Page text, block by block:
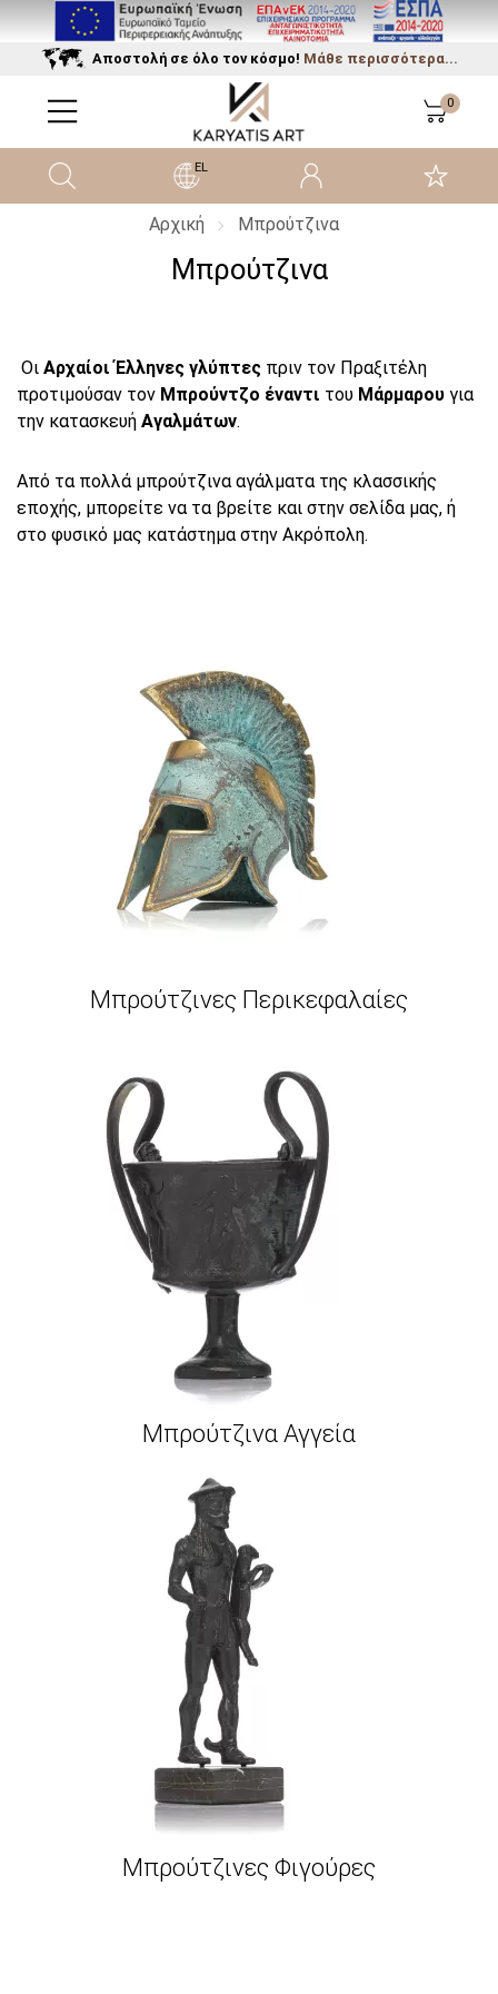
Αποστολή σε όλο τον κόσμο! Μάθε περισσότερα...
0
EL
Αρχική Μπρούτζινα
Μπρούτζινα
Οι Αρχαίοι Έλληνες γλύπτες πριν τον Πραξιτέλη
προτιμούσαν τον Μπρούντζο έναντι του Μάρμαρου για
την κατασκευή Αγαλμάτων.
Από τα πολλά μπρούτζινα αγάλματα της κλασσικής
εποχής, μπορείτε να τα βρείτε και στην σελίδα μας, ή
στο φυσικό μας κατάστημα στην Ακρόπολη.
Μπρούτζινες Περικεφαλαίες
Μπρούτζινα Αγγεία
Μπρούτζινες Φιγούρες